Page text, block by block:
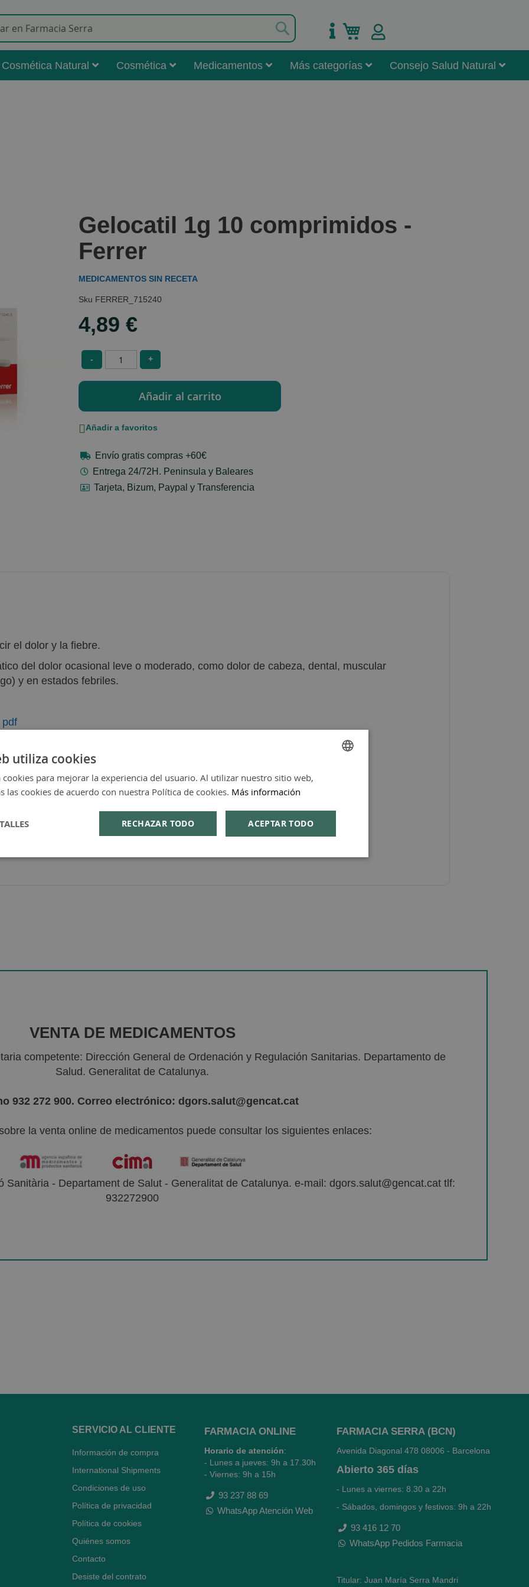
Mi carrito
Cosmética Natural Cosmética Medicamentos Más categorías Consejo Salud Natural
Gelocatil 1g 10 comprimidos -
Ferrer
MEDICAMENTOS SIN RECETA
FERRER_715240
4,89 €
- +
Añadir a favoritos
Envío gratis compras +60€
Entrega 24/72H. Peninsula y Baleares
Tarjeta, Bizum, Paypal y Transferencia
el dolor y la fiebre.
del dolor ocasional leve o moderado, como dolor de cabeza, dental, muscular
y en estados febriles.
pdf
VENTA DE MEDICAMENTOS
competente: Dirección General de Ordenación y Regulación Sanitarias. Departamento de
Salud. Generalitat de Catalunya.
932 272 900. Correo electrónico: dgors.salut@gencat.cat
la venta online de medicamentos puede consultar los siguientes enlaces:
Sanitària - Departament de Salut - Generalitat de Catalunya. e-mail: dgors.salut@gencat.cat tlf:
932272900
SERVICIO AL CLIENTE
Información de compra
International Shipments
Condiciones de uso
Política de privacidad
Política de cookies
Quiénes somos
Contacto
Desiste del contrato
FARMACIA ONLINE
Horario de atención:
- Lunes a jueves: 9h a 17.30h
- Viernes: 9h a 15h
93 237 88 69
WhatsApp Atención Web
FARMACIA SERRA (BCN)
Avenida Diagonal 478 08006 - Barcelona
Abierto 365 días
- Lunes a viernes: 8.30 a 22h
- Sábados, domingos y festivos: 9h a 22h
93 416 12 70
WhatsApp Pedidos Farmacia
Titular: Juan María Serra Mandri
utiliza cookies
cookies para mejorar la experiencia del usuario. Al utilizar nuestro sitio web,
las cookies de acuerdo con nuestra Política de cookies. Más información
ACEPTAR TODO
RECHAZAR TODO